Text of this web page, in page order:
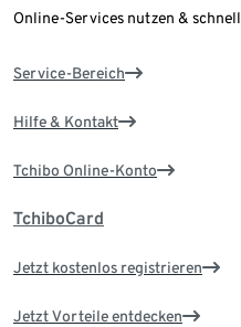
Online-Services nutzen &
Service-Bereich
Hilfe & Kontakt
Tchibo Online-Konto
TchiboCard
Jetzt kostenlos registrieren
Jetzt Vorteile entdecken